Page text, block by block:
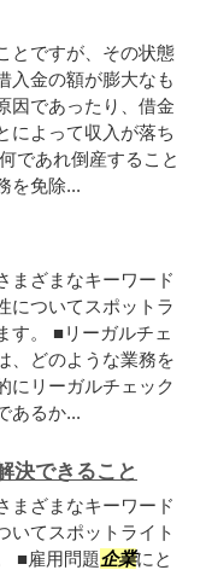
とですが、その状態
入金の額が膨大なも
因であったり、借金
によって収入が落ち
であれ倒産すること
を免除...
まざまなキーワード
についてスポットラ
す。 ■リーガルチェ
、どのような業務を
にリーガルチェック
あるか...
決できること
まざまなキーワード
いてスポットライト
■雇用問題企業にと